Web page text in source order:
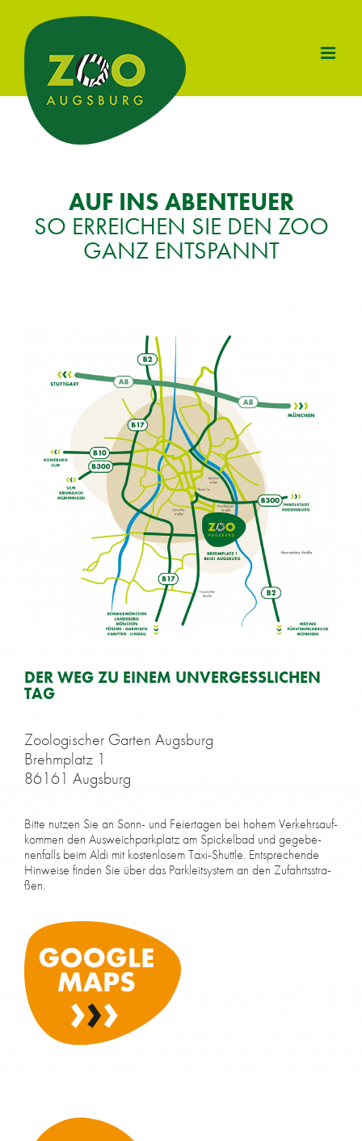
springen
AUF INS ABEN­TEU­ER
SO ER­REI­CHEN SIE DEN ZOO
GANZ ENT­SPANNT
DER WEG ZU EI­NEM UN­VER­GESS­LI­CHEN
TAG
Zoo­lo­gi­scher Gar­ten Augs­burg
Brehm­platz 1
86161 Augs­burg
Bit­te nut­zen Sie an Sonn- und Fei­er­ta­gen bei ho­hem Ver­kehrs­auf­
kom­men den Aus­weich­park­platz am Spi­ckel­bad und ge­ge­be­
nen­falls beim Aldi mit kos­ten­lo­sem Taxi-Shut­tle. Ent­spre­chen­de
Hin­wei­se fin­den Sie über das Park­leit­sys­tem an den Zu­fahrts­stra­
ßen.